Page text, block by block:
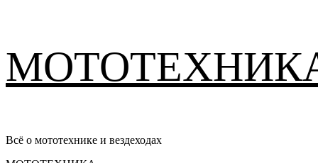
содержимому
Всё о мототехнике и вездеходах